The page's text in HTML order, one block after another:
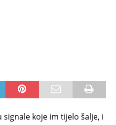
koje im tijelo šalje, i